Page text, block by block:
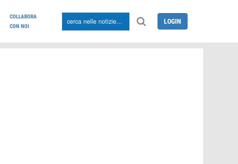
COLLABORA
CON NOI
LOGIN